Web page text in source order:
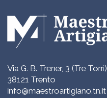
Via G. B. Trener, 3 (Tre Torri)
38121 Trento
info@maestroartigiano.tn.it